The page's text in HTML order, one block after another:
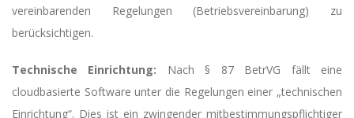
vereinbarenden Regelungen (Betriebsvereinbarung) zu
berücksichtigen.
Technische Einrichtung: Nach § 87 BetrVG fällt eine
cloudbasierte Software unter die Regelungen einer „technischen
Einrichtung“. Dies ist ein zwingender mitbestimmungspflichtiger